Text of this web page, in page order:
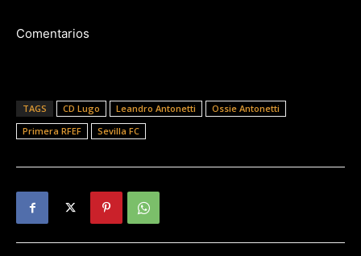
Comentarios
TAGS CD Lugo Leandro Antonetti
Ossie Antonetti
Primera RFEF
Sevilla FC